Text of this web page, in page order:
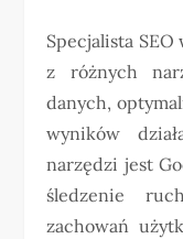
Specjalista
z różnych
danych,
wyników
narzędzi jest
śledzenie
zachowań